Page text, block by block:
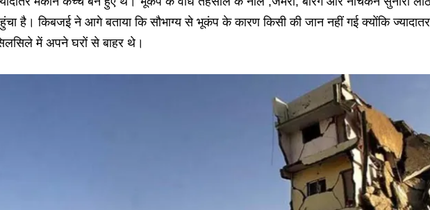
है। किबजई ने आगे बताया कि सौभाग्य से भूकंप के कारण किसी की जान नहीं गई क्योंकि
में अपने घरों से बाहर थे।